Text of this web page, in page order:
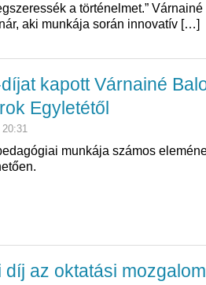
a történelmet.”
aki munkája során innovatív […]
kapott Várnainé
Egyletétől
munkája számos
az oktatási